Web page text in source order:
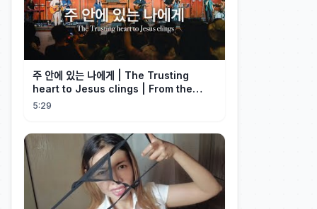
주 안에 있는 나에게 | The Trusting
heart to Jesus clings | From the
Past | Hymn Worship LIVE
5:29